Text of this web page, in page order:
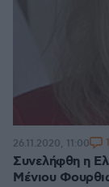
Συνελήφθη η
Μένιου
26.11.2020, 11:00